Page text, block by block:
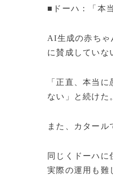
■ドーハ：「本
AI生成の赤ちゃ
に賛成していな
「正直、本当
ない」と続けた
また、カタール
同じくドーハに
実際の運用も難